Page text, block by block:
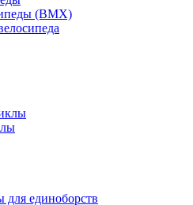
(BMX)
для единоборств